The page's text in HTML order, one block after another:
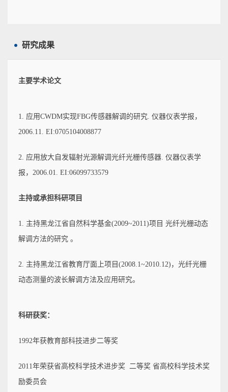
研究成果
主要学术论文
1. 应用CWDM实现FBG传感器解调的研究. 仪器仪表学报，
2006.11. EI:0705104008877
2. 应用放大自发辐射光源解调光纤光栅传感器. 仪器仪表学
报，2006.01. EI:06099733579
主持或承担科研项目
1. 主持黑龙江省自然科学基金(2009~2011)项目 光纤光栅动态
解调方法的研究 。
2. 主持黑龙江省教育厅面上项目(2008.1~2010.12)，光纤光栅
动态测量的波长解调方法及应用研究。
科研获奖：
1992年获教育部科技进步二等奖
2011年荣获省高校科学技术进步奖 二等奖 省高校科学技术奖
励委员会